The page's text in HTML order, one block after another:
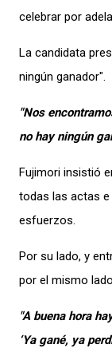
celebrar por
La candidata
ningún ganador".
"Nos
no hay ningún
Fujimori insistió
todas las actas
esfuerzos.
Por su lado, y
por el mismo
"A buena hora
‘Ya gané, ya